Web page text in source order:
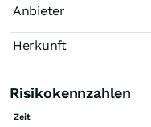
Anbieter
Herkunft
Risikokennzahlen
Zeit